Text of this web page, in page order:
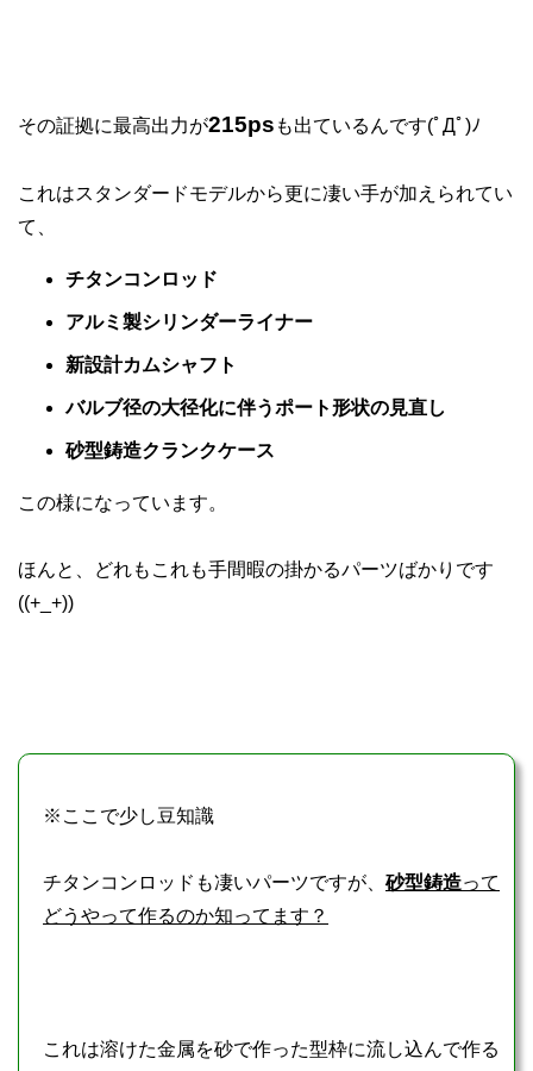
その証拠に最高出力が215ps も出ているんです(ﾟДﾟ)ﾉ
これはスタンダードモデルから更に凄い手が加えられてい
て、
チタンコンロッド
アルミ製シリンダーライナー
新設計カムシャフト
バルブ径の大径化に伴うポート形状の見直し
砂型鋳造クランクケース
この様になっています。
ほんと、どれもこれも手間暇の掛かるパーツばかりです
((+_+))
※ここで少し豆知識
チタンコンロッドも凄いパーツですが、 砂型鋳造って
どうやって作るのか知ってます？
これは溶けた金属を砂で作った型枠に流し込んで作る